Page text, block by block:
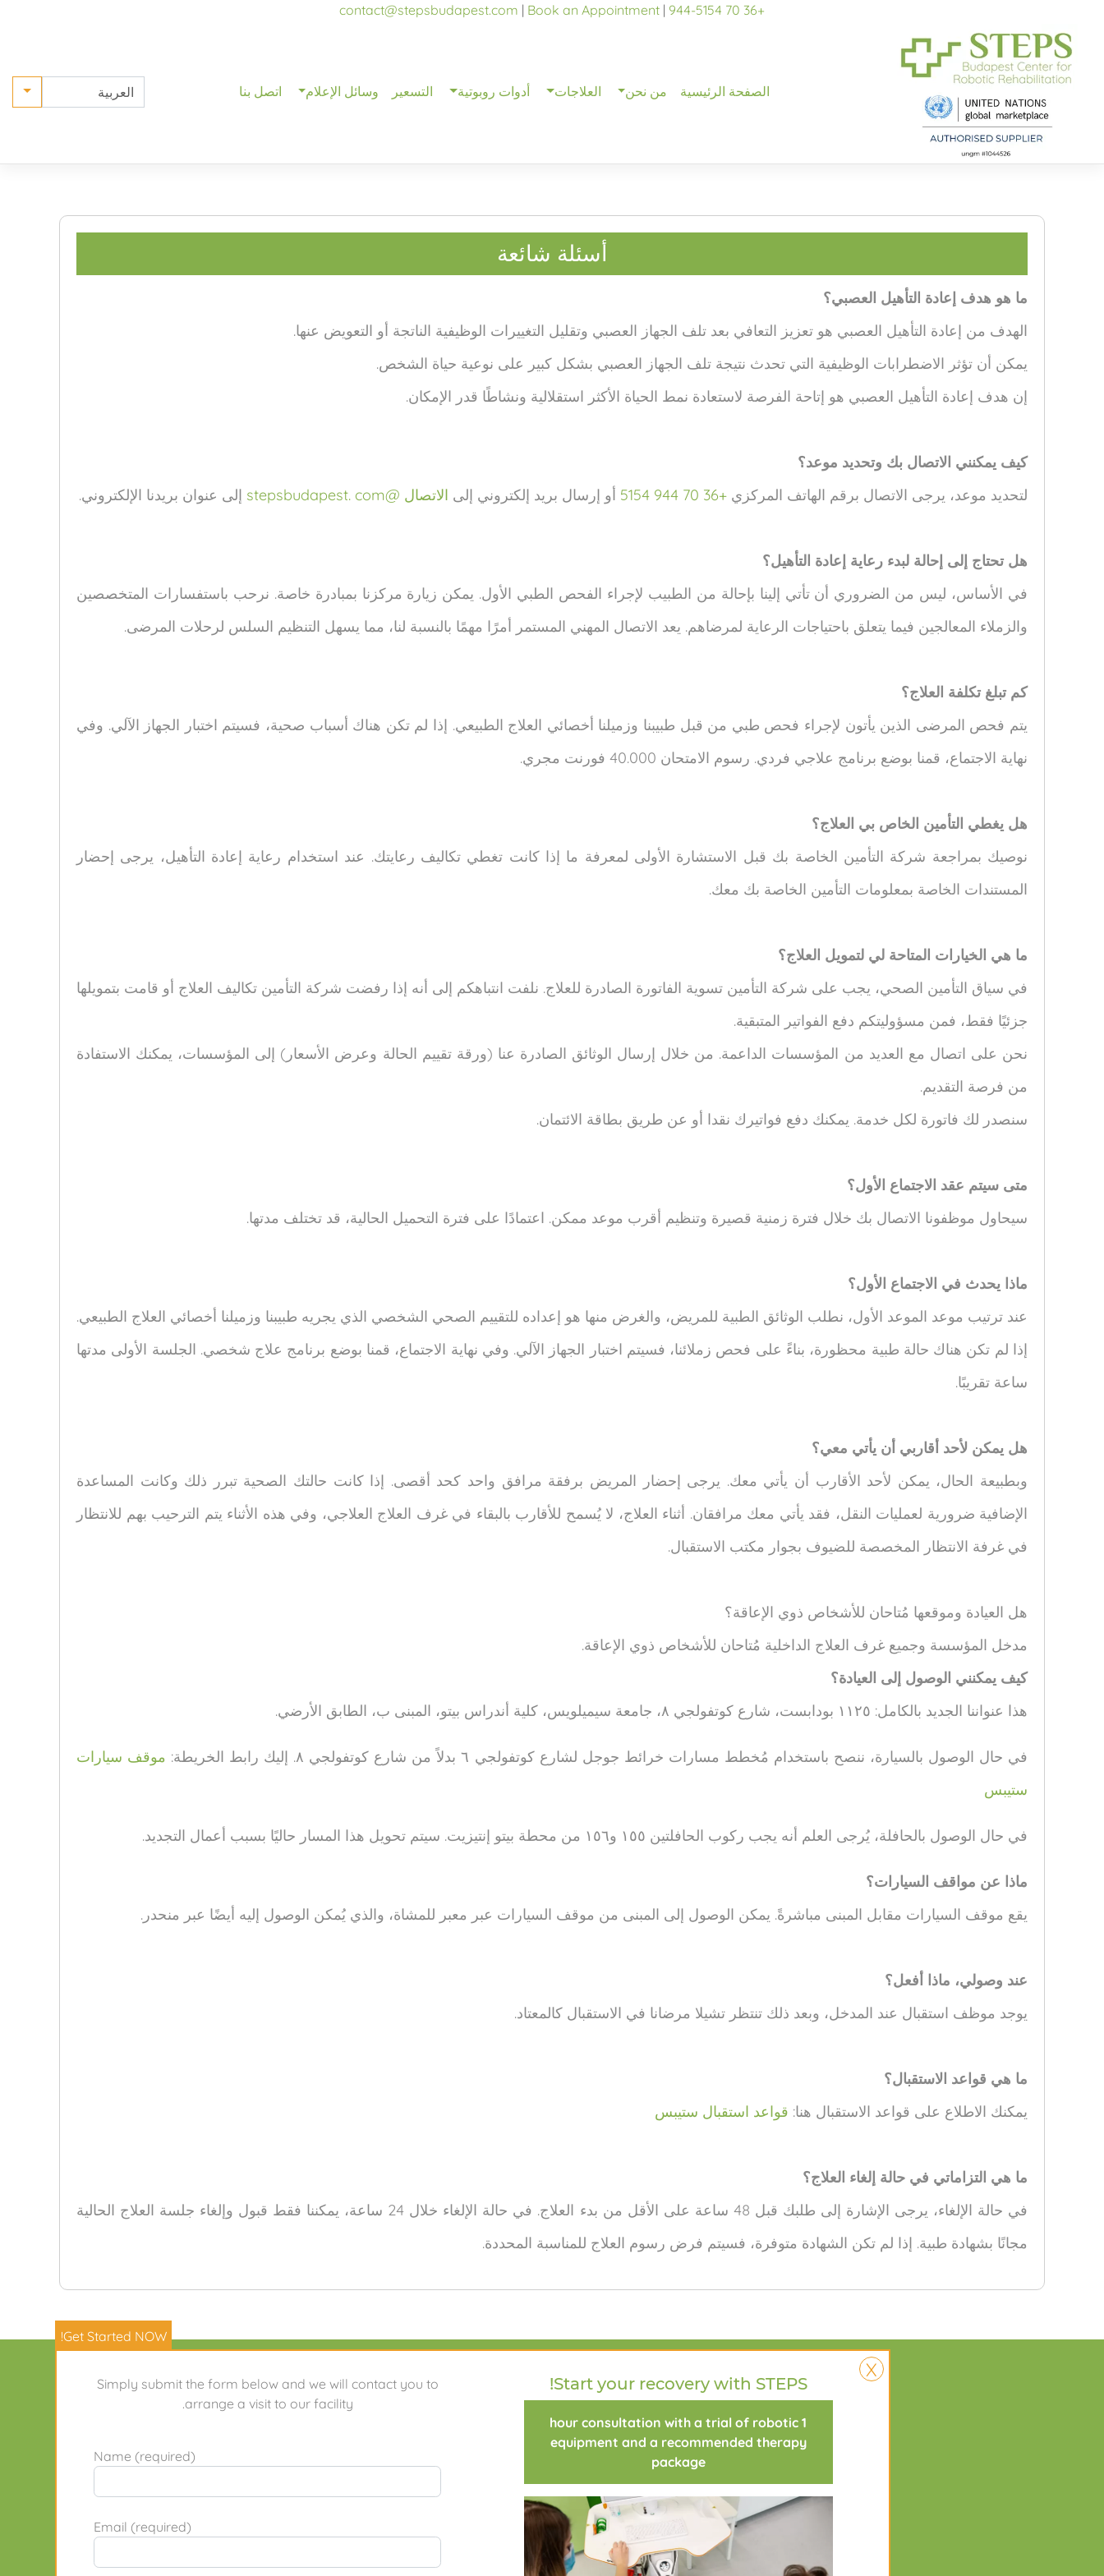
+36 70 944-5154
|
contact@stepsbudapest.com | Book an Appointment
الصفحة الرئيسية من نحن العلاجات أدوات روبوتية التسعير وسائل الإعلام اتصل بنا
أسئلة شائعة
ما هو هدف إعادة التأهيل العصبي؟
الهدف من إعادة التأهيل العصبي هو تعزيز التعافي بعد تلف الجهاز العصبي وتقليل التغييرات الوظيفية الناتجة أو التعويض عنها.
يمكن أن تؤثر الاضطرابات الوظيفية التي تحدث نتيجة تلف الجهاز العصبي بشكل كبير على نوعية حياة الشخص.
إن هدف إعادة التأهيل العصبي هو إتاحة الفرصة لاستعادة نمط الحياة الأكثر استقلالية ونشاطًا قدر الإمكان.
كيف يمكنني الاتصال بك وتحديد موعد؟
لتحديد موعد، يرجى الاتصال برقم الهاتف المركزي +36 70 944 5154 أو إرسال بريد إلكتروني إلى الاتصال @stepsbudapest. com إلى عنوان بريدنا الإلكتروني.
هل تحتاج إلى إحالة لبدء رعاية إعادة التأهيل؟
في الأساس، ليس من الضروري أن تأتي إلينا بإحالة من الطبيب لإجراء الفحص الطبي الأول. يمكن زيارة مركزنا بمبادرة خاصة. نرحب باستفسارات المتخصصين
والزملاء المعالجين فيما يتعلق باحتياجات الرعاية لمرضاهم. يعد الاتصال المهني المستمر أمرًا مهمًا بالنسبة لنا، مما يسهل التنظيم السلس لرحلات المرضى.
كم تبلغ تكلفة العلاج؟
يتم فحص المرضى الذين يأتون لإجراء فحص طبي من قبل طبيبنا وزميلنا أخصائي العلاج الطبيعي. إذا لم تكن هناك أسباب صحية، فسيتم اختبار الجهاز الآلي. وفي
نهاية الاجتماع، قمنا بوضع برنامج علاجي فردي. رسوم الامتحان 40.000 فورنت مجري.
هل يغطي التأمين الخاص بي العلاج؟
نوصيك بمراجعة شركة التأمين الخاصة بك قبل الاستشارة الأولى لمعرفة ما إذا كانت تغطي تكاليف رعايتك. عند استخدام رعاية إعادة التأهيل، يرجى إحضار
المستندات الخاصة بمعلومات التأمين الخاصة بك معك.
ما هي الخيارات المتاحة لي لتمويل العلاج؟
في سياق التأمين الصحي، يجب على شركة التأمين تسوية الفاتورة الصادرة للعلاج. نلفت انتباهكم إلى أنه إذا رفضت شركة التأمين تكاليف العلاج أو قامت بتمويلها
جزئيًا فقط، فمن مسؤوليتكم دفع الفواتير المتبقية.
نحن على اتصال مع العديد من المؤسسات الداعمة. من خلال إرسال الوثائق الصادرة عنا (ورقة تقييم الحالة وعرض الأسعار) إلى المؤسسات، يمكنك الاستفادة
من فرصة التقديم.
سنصدر لك فاتورة لكل خدمة. يمكنك دفع فواتيرك نقدا أو عن طريق بطاقة الائتمان.
متى سيتم عقد الاجتماع الأول؟
سيحاول موظفونا الاتصال بك خلال فترة زمنية قصيرة وتنظيم أقرب موعد ممكن. اعتمادًا على فترة التحميل الحالية، قد تختلف مدتها.
ماذا يحدث في الاجتماع الأول؟
عند ترتيب موعد الموعد الأول، نطلب الوثائق الطبية للمريض، والغرض منها هو إعداده للتقييم الصحي الشخصي الذي يجريه طبيبنا وزميلنا أخصائي العلاج الطبيعي.
إذا لم تكن هناك حالة طبية محظورة، بناءً على فحص زملائنا، فسيتم اختبار الجهاز الآلي. وفي نهاية الاجتماع، قمنا بوضع برنامج علاج شخصي. الجلسة الأولى مدتها
ساعة تقريبًا.
هل يمكن لأحد أقاربي أن يأتي معي؟
وبطبيعة الحال، يمكن لأحد الأقارب أن يأتي معك. يرجى إحضار المريض برفقة مرافق واحد كحد أقصى. إذا كانت حالتك الصحية تبرر ذلك وكانت المساعدة
الإضافية ضرورية لعمليات النقل، فقد يأتي معك مرافقان. أثناء العلاج، لا يُسمح للأقارب بالبقاء في غرف العلاج العلاجي، وفي هذه الأثناء يتم الترحيب بهم للانتظار
في غرفة الانتظار المخصصة للضيوف بجوار مكتب الاستقبال.
هل العيادة وموقعها مُتاحان للأشخاص ذوي الإعاقة؟
مدخل المؤسسة وجميع غرف العلاج الداخلية مُتاحان للأشخاص ذوي الإعاقة.
كيف يمكنني الوصول إلى العيادة؟
هذا عنواننا الجديد بالكامل: ١١٢٥ بودابست، شارع كوتفولجي ٨، جامعة سيميلويس، كلية أندراس بيتو، المبنى ب، الطابق الأرضي.
في حال الوصول بالسيارة، ننصح باستخدام مُخطط مسارات خرائط جوجل لشارع كوتفولجي ٦ بدلاً من شارع كوتفولجي ٨. إليك رابط الخريطة:
موقف سيارات
ستيبس
في حال الوصول بالحافلة، يُرجى العلم أنه يجب ركوب الحافلتين ١٥٥ و١٥٦ من محطة بيتو إنتيزيت. سيتم تحويل هذا المسار حاليًا بسبب أعمال التجديد.
ماذا عن مواقف السيارات؟
يقع موقف السيارات مقابل المبنى مباشرةً. يمكن الوصول إلى المبنى من موقف السيارات عبر معبر للمشاة، والذي يُمكن الوصول إليه أيضًا عبر منحدر.
عند وصولي، ماذا أفعل؟
يوجد موظف استقبال عند المدخل، وبعد ذلك تنتظر تشيلا مرضانا في الاستقبال كالمعتاد.
ما هي قواعد الاستقبال؟
يمكنك الاطلاع على قواعد الاستقبال هنا: قواعد استقبال ستيبس
ما هي التزاماتي في حالة إلغاء العلاج؟
في حالة الإلغاء، يرجى الإشارة إلى طلبك قبل 48 ساعة على الأقل من بدء العلاج. في حالة الإلغاء خلال 24 ساعة، يمكننا فقط قبول وإلغاء جلسة العلاج الحالية
مجانًا بشهادة طبية. إذا لم تكن الشهادة متوفرة، فسيتم فرض رسوم العلاج للمناسبة المحددة.
Operating License Health Insurance Funds
Proud Partners
We're an Access4you! location!
Get Started NOW!
X
Start your recovery with STEPS!
1 hour consultation with a trial of robotic
equipment and a recommended therapy
package
Simply submit the form below and we will contact you to
arrange a visit to our facility.
Name (required)
Email (required)